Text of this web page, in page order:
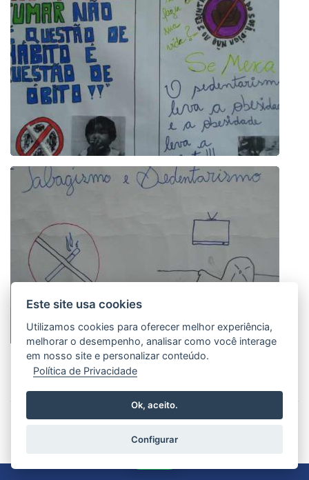
Este site usa cookies
Utilizamos cookies para oferecer melhor experiência,
melhorar o desempenho, analisar como você interage
em nosso site e personalizar conteúdo.
Política de Privacidade
Ok, aceito.
Configurar